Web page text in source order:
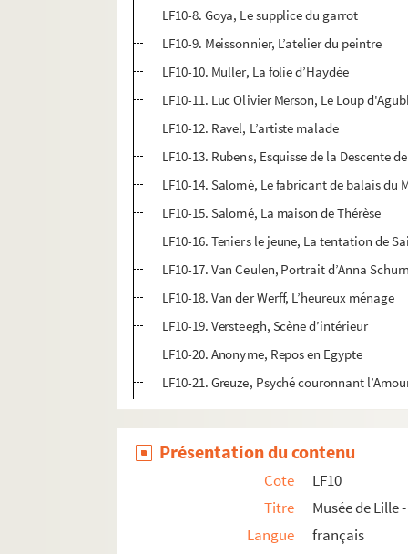
LF10-8. Goya, Le supplice du garrot
LF10-9. Meissonnier, L’atelier du peintre
LF10-10. Muller, La folie d’Haydée
LF10-11. Luc Olivier Merson, Le Loup
LF10-12. Ravel, L’artiste malade
LF10-13. Rubens, Esquisse de la Descente
LF10-14. Salomé, Le fabricant de balais du
LF10-15. Salomé, La maison de Thérèse
LF10-16. Teniers le jeune, La tentation de
LF10-17. Van Ceulen, Portrait d’Anna
LF10-18. Van der Werff, L’heureux ménage
LF10-19. Versteegh, Scène d’intérieur
LF10-20. Anonyme, Repos en Egypte
LF10-21. Greuze, Psyché couronnant
LF12. Vues de Lille - photographies,
LF14. Photographies du musée de Lille
LF15. Lille Ancienne et moderne - gravures,
Présentation du contenu
Cote
LF10
Titre
Musée de
Langue
français